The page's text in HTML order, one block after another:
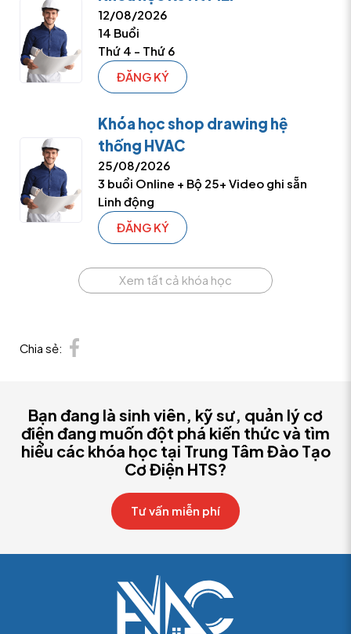
Chia sẻ:
12/08/2026
14 Buổi
Thứ 4 - Thứ 6
ĐĂNG KÝ
Khóa học shop drawing hệ
thống HVAC
25/08/2026
3 buổi Online + Bộ 25+ Video ghi sẵn
Linh động
ĐĂNG KÝ
Xem tất cả khóa học
Bạn đang là sinh viên, kỹ sư, quản lý cơ
điện đang muốn đột phá kiến thức và tìm
hiểu các khóa học tại Trung Tâm Đào Tạo
Cơ Điện HTS?
Tư vấn miễn phí